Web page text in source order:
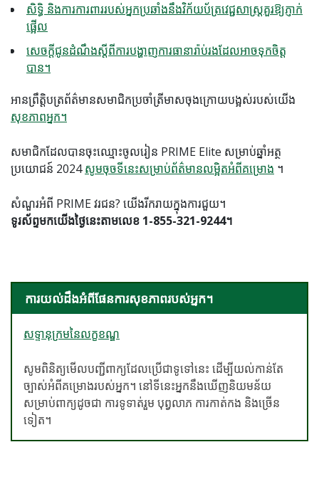
សិទ្ធិ និងការការពាររបស់អ្នកប្រឆាំងនឹងវិក័យប័ត្រវេជ្ជសាស្ត្រគួរឱ្យភ្ញាក់
ផ្អើល
សេចក្តីជូនដំណឹងស្តីពីការបង្ហាញការធានារ៉ាប់រងដែលអាចទុកចិត្ត
បាន។
អាន​ព្រឹត្តិបត្រ​ព័ត៌មាន​សមាជិក​ប្រចាំ​ត្រីមាស​ចុងក្រោយ​បង្អស់​របស់​យើង
សុខភាពអ្នក​។
សមាជិកដែលបានចុះឈ្មោះចូលរៀន PRIME Elite សម្រាប់ឆ្នាំអត្ថ
ប្រយោជន៍ 2024សូមចុចទីនេះសម្រាប់ព័ត៌មានលម្អិតអំពីគម្រោង ។
សំណួរអំពី PRIME វរជន? យើងរីករាយក្នុងការជួយ។
ទូរស័ព្ទមកយើងថ្ងៃនេះតាមលេខ 1-855-321-9244។
ការយល់ដឹងអំពីផែនការសុខភាពរបស់អ្នក។
សទ្ទានុក្រមនៃលក្ខខណ្ឌ
សូមពិនិត្យមើលបញ្ជីពាក្យដែលប្រើជាទូទៅនេះ ដើម្បីយល់កាន់តែ
ច្បាស់អំពីគម្រោងរបស់អ្នក។ នៅទីនេះអ្នកនឹងឃើញនិយមន័យ
សម្រាប់ពាក្យដូចជា ការទូទាត់រួម បុព្វលាភ ការកាត់កង និងច្រើន
ទៀត។